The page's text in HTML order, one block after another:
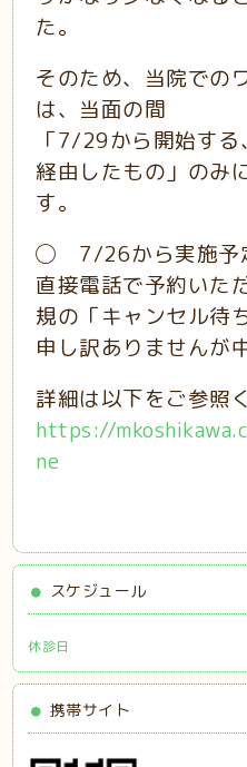
た。
そのため、当院での
は、当面の間
「7/29から開始す
経由したもの」のみ
す。
◯ 7/26から実施予
直接電話で予約いた
規の「キャンセル待
申し訳ありませんが
詳細は以下をご参照
https://
ne
スケジュール
休診日
携帯サイト